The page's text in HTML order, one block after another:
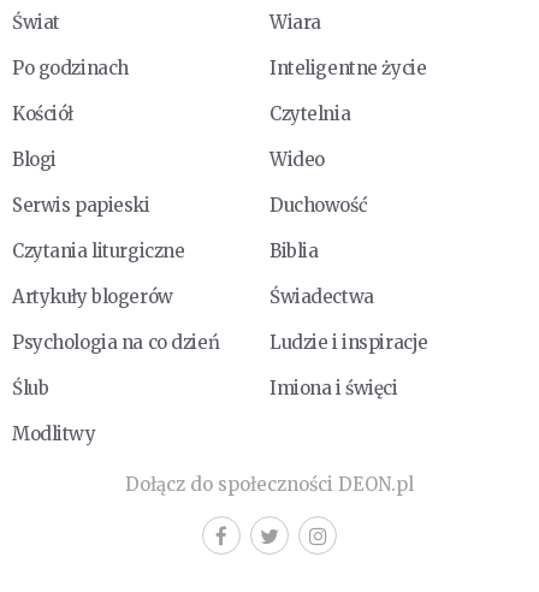
Świat
Wiara
Po godzinach
Inteligentne życie
Kościół
Czytelnia
Blogi
Wideo
Serwis papieski
Duchowość
Czytania liturgiczne
Biblia
Artykuły blogerów
Świadectwa
Psychologia na co dzień
Ludzie i inspiracje
Ślub
Imiona i święci
Modlitwy
Dołącz do społeczności DEON.pl